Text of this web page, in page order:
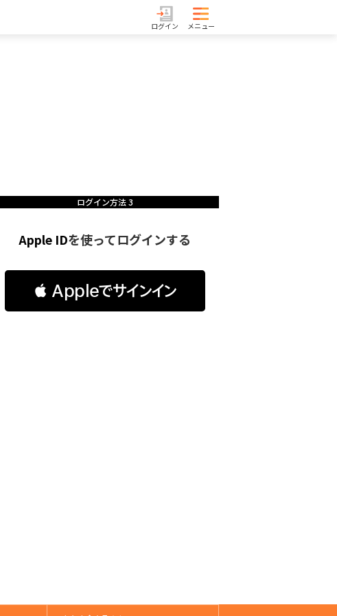
ログイン メニュー
ログイン方法 3
Apple IDを使ってログインする
 Appleでサインイン